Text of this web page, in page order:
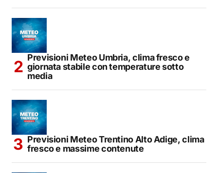
Previsioni Meteo Umbria, clima fresco e
giornata stabile con temperature sotto
media
Previsioni Meteo Trentino Alto Adige, clima
fresco e massime contenute